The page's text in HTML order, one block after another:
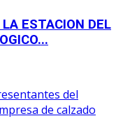
ESTACION DEL